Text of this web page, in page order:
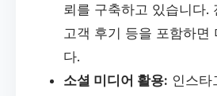
뢰를 구축하고 있습니다.
고객 후기 등을 포함하면
다.
소셜 미디어 활용: 인스